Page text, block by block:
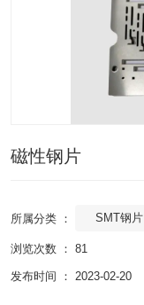
磁性钢片
所属分类 ： SMT钢片
浏览次数 ： 81
发布时间 ： 2023-02-20